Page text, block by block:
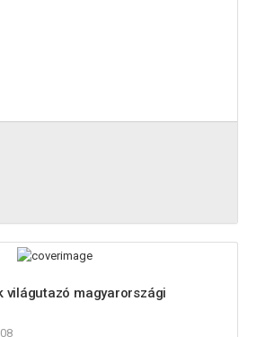
világutazó magyarországi